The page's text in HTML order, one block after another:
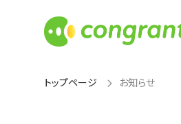
トップページ お知らせ